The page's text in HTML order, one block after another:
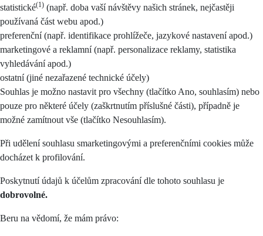
statistické(1) (např. doba vaší návštěvy našich stránek, nejčastěji
používaná část webu apod.)
preferenční (např. identifikace prohlížeče, jazykové nastavení apod.)
marketingové a reklamní (např. personalizace reklamy, statistika
vyhledávání apod.)
ostatní (jiné nezařazené technické účely)
Souhlas je možno nastavit pro všechny (tlačítko Ano, souhlasím) nebo
pouze pro některé účely (zaškrtnutím příslušné části), případně je
možné zamítnout vše (tlačítko Nesouhlasím).
Při udělení souhlasu smarketingovými a preferenčními cookies může
docházet k profilování.
Poskytnutí údajů k účelům zpracování dle tohoto souhlasu je
dobrovolné.
Beru na vědomí, že mám právo: